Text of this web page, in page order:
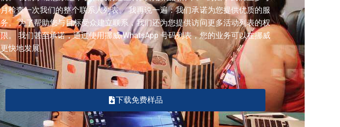
月检查一次我们的整个联系人列表。 我再说一遍：我们承诺为您提供优质的服
务。 为了帮助您与目标受众建立联系，我们还为您提供访问更多活动列表的权
限。 我们甚至承诺，通过使用挪威 WhatsApp 号码列表，您的业务可以在挪威
更快地发展。
下载免费样品